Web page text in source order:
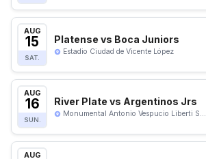
AUG
15
SAT.
Platense vs Boca Juniors
Estadio Ciudad de Vicente López
AUG
16
SUN.
River Plate vs Argentinos Jrs
Monumental Antonio Vespucio Liberti S...
AUG